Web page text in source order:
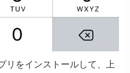
リをインストールして、上